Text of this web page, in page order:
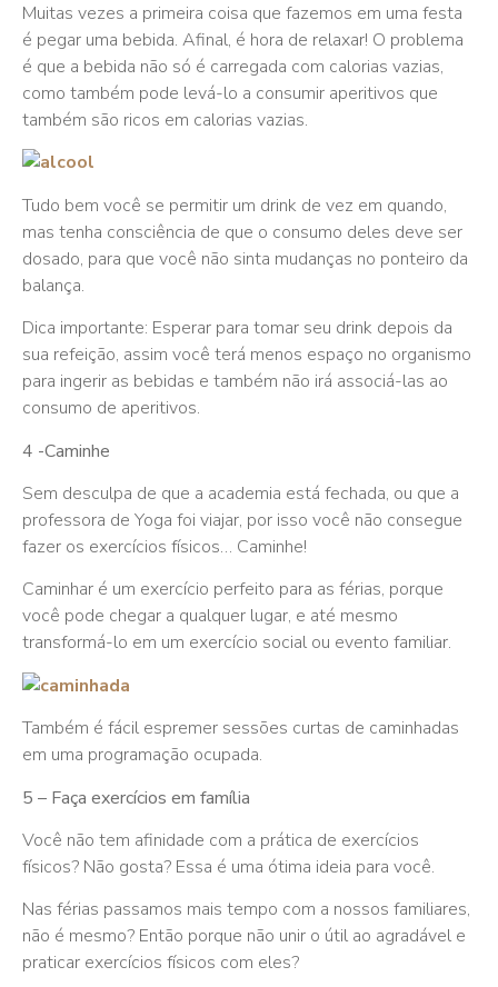
Muitas vezes a primeira coisa que fazemos em uma festa
é pegar uma bebida. Afinal, é hora de relaxar! O problema
é que a bebida não só é carregada com calorias vazias,
como também pode levá-lo a consumir aperitivos que
também são ricos em calorias vazias.
Tudo bem você se permitir um drink de vez em quando,
mas tenha consciência de que o consumo deles deve ser
dosado, para que você não sinta mudanças no ponteiro da
balança.
Dica importante: Esperar para tomar seu drink depois da
sua refeição, assim você terá menos espaço no organismo
para ingerir as bebidas e também não irá associá-las ao
consumo de aperitivos.
4 -Caminhe
Sem desculpa de que a academia está fechada, ou que a
professora de Yoga foi viajar, por isso você não consegue
fazer os exercícios físicos… Caminhe!
Caminhar é um exercício perfeito para as férias, porque
você pode chegar a qualquer lugar, e até mesmo
transformá-lo em um exercício social ou evento familiar.
Também é fácil espremer sessões curtas de caminhadas
em uma programação ocupada.
5 – Faça exercícios em família
Você não tem afinidade com a prática de exercícios
físicos? Não gosta? Essa é uma ótima ideia para você.
Nas férias passamos mais tempo com a nossos familiares,
não é mesmo? Então porque não unir o útil ao agradável e
praticar exercícios físicos com eles?